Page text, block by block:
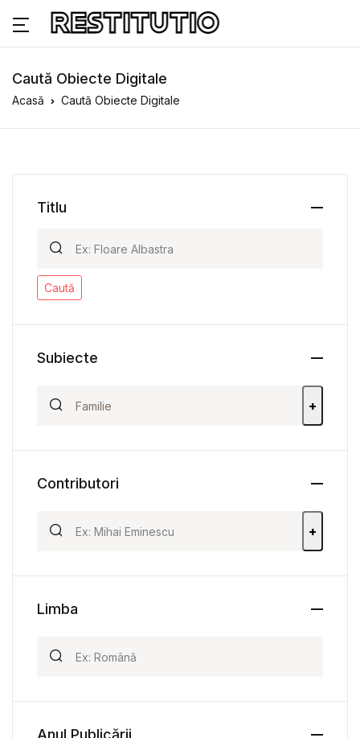
Caută Obiecte Digitale
Acasă Caută Obiecte Digitale
Titlu
Caută
Subiecte
+
Contributori
+
Limba
Anul Publicării